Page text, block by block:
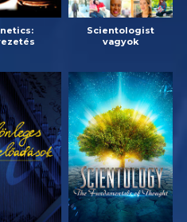
Scientologist
vagyok